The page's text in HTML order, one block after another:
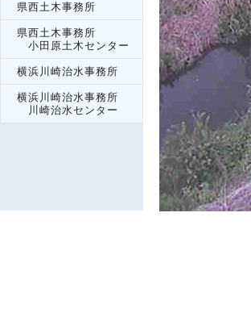
県西土木事務所
県西土木事務所
小田原土木センター
横浜川崎治水事務所
横浜川崎治水事務所
川崎治水センター